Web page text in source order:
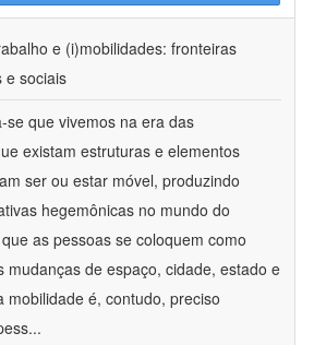
e (i)mobilidades: fronteiras
e sociais
se que vivemos na era das
existam estruturas e elementos
ser ou estar móvel, produzindo
hegemônicas no mundo do
as pessoas se coloquem como
mudanças de espaço, cidade, estado e
mobilidade é, contudo, preciso
...